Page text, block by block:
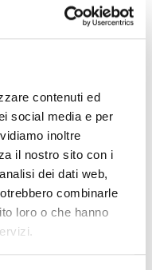
contenuti ed
social media e per
inoltre
il nostro sito con i
dei dati web,
combinarle
loro o che hanno
Outdoor